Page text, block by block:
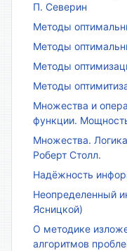
П. Северин
Методы
Методы
Методы
Методы
Множества и
функции.
Множества.
Роберт Столл.
Надёжность
Неопределенный
Ясницкой)
О методике
алгоритмов